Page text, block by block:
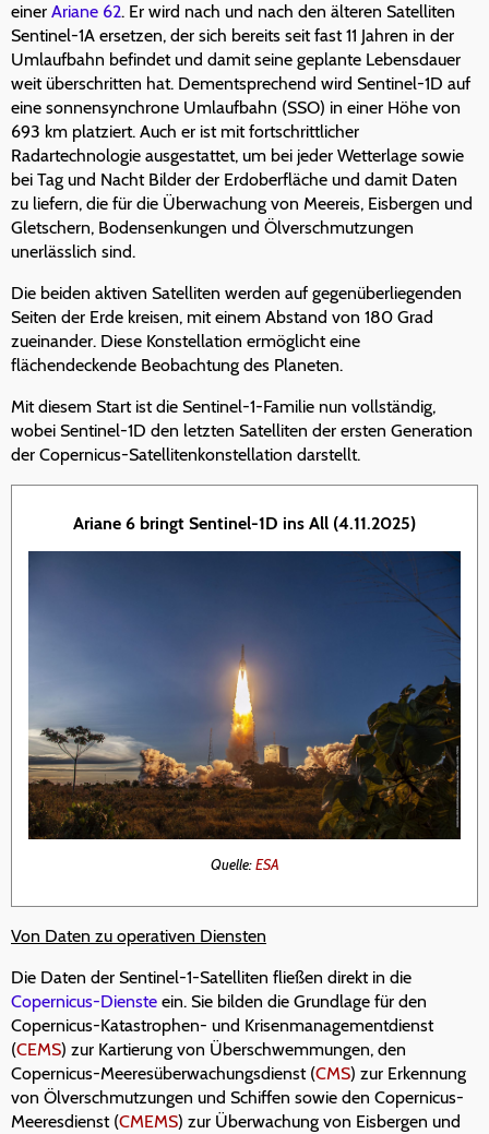
einer Ariane 62. Er wird nach und nach den älteren Satelliten
Sentinel-1A ersetzen, der sich bereits seit fast 11 Jahren in der
Umlaufbahn befindet und damit seine geplante Lebensdauer
weit überschritten hat. Dementsprechend wird Sentinel-1D auf
eine sonnensynchrone Umlaufbahn (SSO) in einer Höhe von
693 km platziert. Auch er ist mit fortschrittlicher
Radartechnologie ausgestattet, um bei jeder Wetterlage sowie
bei Tag und Nacht Bilder der Erdoberfläche und damit Daten
zu liefern, die für die Überwachung von Meereis, Eisbergen und
Gletschern, Bodensenkungen und Ölverschmutzungen
unerlässlich sind.
Die beiden aktiven Satelliten werden auf gegenüberliegenden
Seiten der Erde kreisen, mit einem Abstand von 180 Grad
zueinander. Diese Konstellation ermöglicht eine
flächendeckende Beobachtung des Planeten.
Mit diesem Start ist die Sentinel-1-Familie nun vollständig,
wobei Sentinel-1D den letzten Satelliten der ersten Generation
der Copernicus-Satellitenkonstellation darstellt.
Ariane 6 bringt Sentinel-1D ins All (4.11.2025)
Quelle:ESA
Von Daten zu operativen Diensten
Die Daten der Sentinel-1-Satelliten fließen direkt in die
Copernicus-Dienste ein. Sie bilden die Grundlage für den
Copernicus-Katastrophen- und Krisenmanagementdienst
(CEMS) zur Kartierung von Überschwemmungen, den
Copernicus-Meeresüberwachungsdienst (CMS) zur Erkennung
von Ölverschmutzungen und Schiffen sowie den Copernicus-
Meeresdienst (CMEMS) zur Überwachung von Eisbergen und